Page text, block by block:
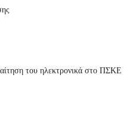
του ηλεκτρονικά στο ΠΣΚΕ